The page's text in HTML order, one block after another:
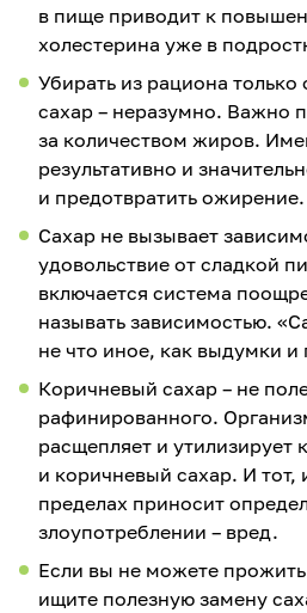
в пище приводит к
холестерина уже в
Убирать из рациона
сахар – неразумно. Важно
за количеством жиров.
результативно и
и предотвратить ожирение.
Сахар не вызывает
удовольствие от сладкой
включается система
называть зависимостью.
не что иное, как выдумки и
Коричневый сахар – не
рафинированного.
расщепляет и утилизирует
и коричневый сахар. И тот,
пределах приносит
злоупотреблении – вред.
Если вы не можете
ищите полезную замену